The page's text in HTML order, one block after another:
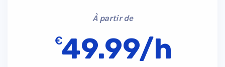
À partir de
€49.99/h